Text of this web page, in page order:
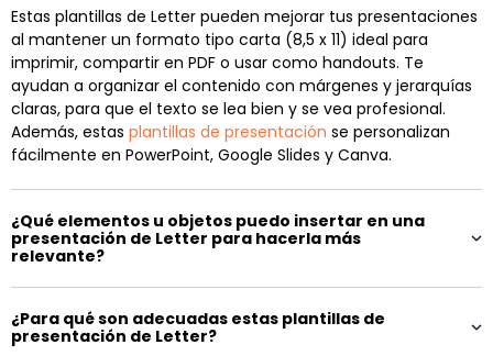
Estas plantillas de Letter pueden mejorar tus presentaciones
al mantener un formato tipo carta (8,5 x 11) ideal para
imprimir, compartir en PDF o usar como handouts. Te
ayudan a organizar el contenido con márgenes y jerarquías
claras, para que el texto se lea bien y se vea profesional.
Además, estas plantillas de presentación se personalizan
fácilmente en PowerPoint, Google Slides y Canva.
¿Qué elementos u objetos puedo insertar en una
presentación de Letter para hacerla más
relevante?
¿Para qué son adecuadas estas plantillas de
presentación de Letter?